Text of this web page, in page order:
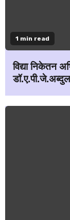
1 min read
विद्या निकेतन
डॉ.ए.पी.जे.अब्दुल